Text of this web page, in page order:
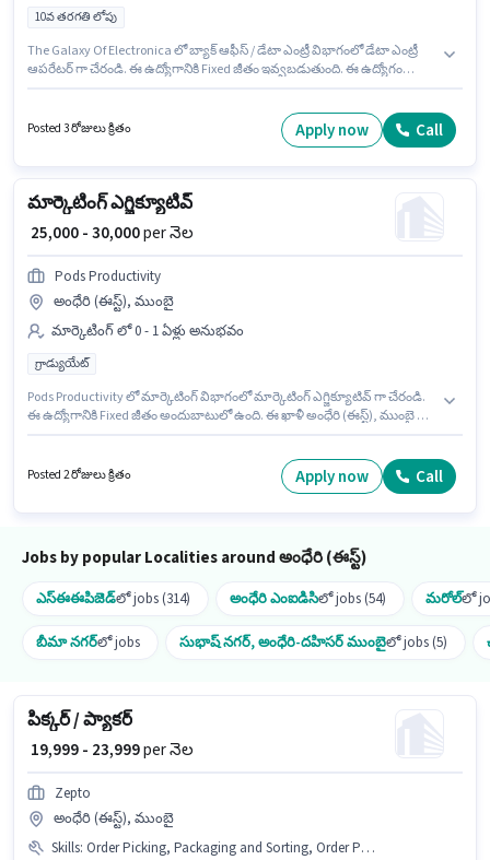
10వ తరగతి లోపు
The Galaxy Of Electronica లో బ్యాక్ ఆఫీస్ / డేటా ఎంట్రీ విభాగంలో డేటా ఎంట్రీ
ఆపరేటర్ గా చేరండి. ఈ ఉద్యోగానికి Fixed జీతం ఇవ్వబడుతుంది. ఈ ఉద్యోగం
సంపాదించవచ్చు. ఈ ఉద్యోగానికి 10వ తరగతి లోపు అర్హత ఉన్న అభ్యర్థులు దరఖాస్తు
Posted 3 రోజులు క్రితం Apply now Call
మార్కెటింగ్ ఎగ్జిక్యూటివ్
₹ 25,000 - 30,000per నెల
Pods Productivity
అంధేరి (ఈస్ట్), ముంబై
మార్కెటింగ్ లో 0 - 1 ఏళ్లు అనుభవం
గ్రాడ్యుయేట్
Pods Productivity లో మార్కెటింగ్ విభాగంలో మార్కెటింగ్ ఎగ్జిక్యూటివ్ గా చేరండి.
ఈ ఉద్యోగానికి Fixed జీతం అందుబాటులో ఉంది. ఈ ఖాళీ అంధేరి (ఈస్ట్), ముంబై లో
ఉంటుంది. మీరు నెలకు ₹30000 వరకు సంపాదించవచ్చు.
Posted 2 రోజులు క్రితం Apply now Call
Jobs by popular Localities around అంధేరి (ఈస్ట్)
ఎస్ఈఈపిజెడ్లో jobs (314) అంధేరి ఎంఐడిసిలో jobs (54) మరోల్లో
బీమా నగర్లో jobs సుభాష్ నగర్, అంధేరి-దహిసర్ ముంబైలో jobs (5)
పిక్కర్ / ప్యాకర్
₹ 19,999 - 23,999per నెల
Zepto
అంధేరి (ఈస్ట్), ముంబై
Skills: Order Picking, Packaging and Sorting, Order Processing